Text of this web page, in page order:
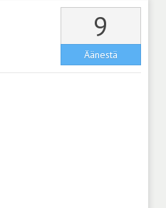
9
Äänestä